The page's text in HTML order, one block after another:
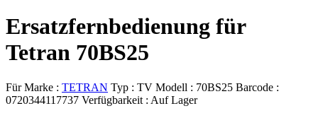
Ersatzfernbedienung für
Tetran 70BS25
Für Marke : TETRAN Typ : TV Modell : 70BS25 Barcode :
0720344117737 Verfügbarkeit : Auf Lager